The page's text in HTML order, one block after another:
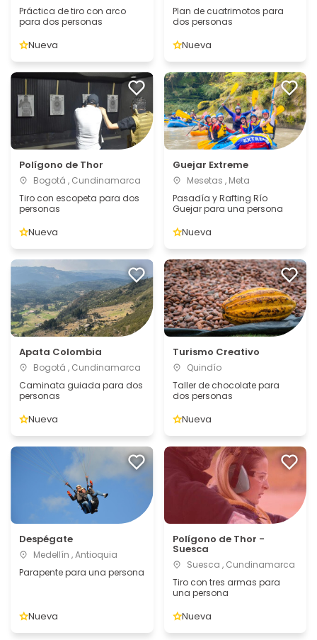
Práctica de tiro con arco
para dos personas
Nueva
Plan de cuatrimotos para
dos personas
Nueva
Polígono de Thor
Bogotá , Cundinamarca
Tiro con escopeta para dos
personas
Nueva
Guejar Extreme
Mesetas , Meta
Pasadía y Rafting Río
Guejar para una persona
Nueva
Apata Colombia
Bogotá , Cundinamarca
Caminata guiada para dos
personas
Nueva
Turismo Creativo
Quindío
Taller de chocolate para
dos personas
Nueva
Despégate
Medellín , Antioquia
Parapente para una persona
Nueva
Polígono de Thor -
Suesca
Suesca , Cundinamarca
Tiro con tres armas para
una persona
Nueva